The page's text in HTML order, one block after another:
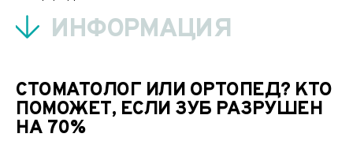
ИНФОРМАЦИЯ
СТОМАТОЛОГ ИЛИ ОРТОПЕД? КТО
ПОМОЖЕТ, ЕСЛИ ЗУБ РАЗРУШЕН
НА 70%